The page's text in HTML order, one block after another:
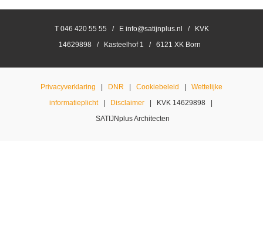
T 046 420 55 55 / E info@satijnplus.nl / KVK
14629898 / Kasteelhof 1 / 6121 XK Born
Privacyverklaring | DNR | Cookiebeleid | Wettelijke
informatieplicht| Disclaimer| KVK 14629898 |
SATIJNplus Architecten